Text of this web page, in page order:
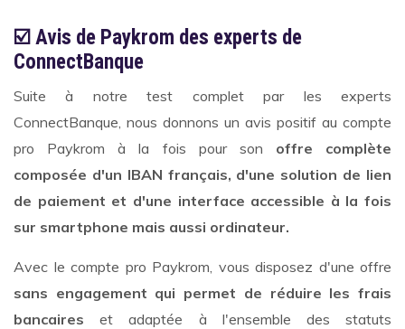
☑️ Avis de Paykrom des experts de
ConnectBanque
Suite à notre test complet par les experts
ConnectBanque, nous donnons un avis positif au compte
pro Paykrom à la fois pour son offre complète
composée d'un IBAN français, d'une solution de lien
de paiement et d'une interface accessible à la fois
sur smartphone mais aussi ordinateur.
Avec le compte pro Paykrom, vous disposez d'une offre
sans engagement qui permet de réduire les frais
bancaireset
adaptée à l'ensemble des statuts